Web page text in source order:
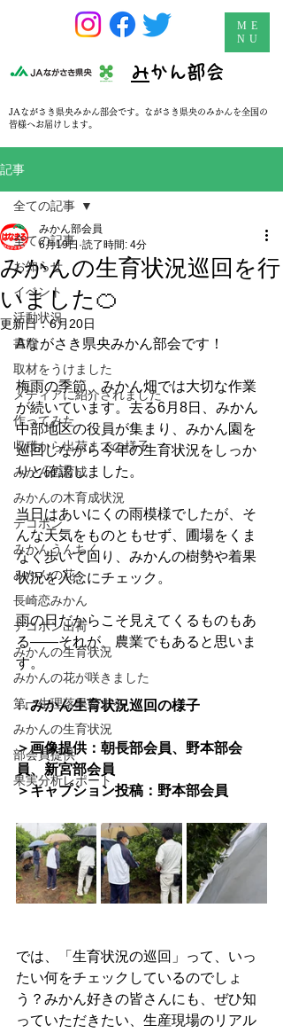
​みかん部会
ME
NU
JAながさき県央みかん部会です。ながさき県央のみかんを全国の
皆様へお届けします。
記事
全ての記事
お知らせ
イベント
活動状況
書簡
取材をうけました
メディアに紹介されました
作ってみた
収穫から出荷までの様子
みかんの育成
みかんの木育成状況
デコポン
みかんうんちく
みかんの花
長崎恋みかん
デコポン出荷
みかんの生育状況
みかんの花が咲きました
第一生理落果始まる
みかんの生育状況
部会員提供
果実分析レポート
全ての記事
みかんの生育状況巡回を行
いました🍊
みかん部会員
6月19日 読了時間: 4分
更新日：6月20日
Aながさき県央みかん部会です！
梅雨の季節、みかん畑では大切な作業
が続いています。去る6月8日、みかん
中部地区の役員が集まり、みかん園を
巡回しながら今年の生育状況をしっか
りと確認しました。
当日はあいにくの雨模様でしたが、そ
んな天気をものともせず、圃場をくま
なく歩いて回り、みかんの樹勢や着果
状況を入念にチェック。
雨の日だからこそ見えてくるものもあ
る――それが、農業でもあると思いま
す。
↓↓みかん生育状況巡回の様子
＞画像提供：朝長部会員、野本部会
員、新宮部会員
＞キャプション投稿：野本部会員
では、「生育状況の巡回」って、いっ
たい何をチェックしているのでしょ
う？みかん好きの皆さんにも、ぜひ知
っていただきたい、生産現場のリアル